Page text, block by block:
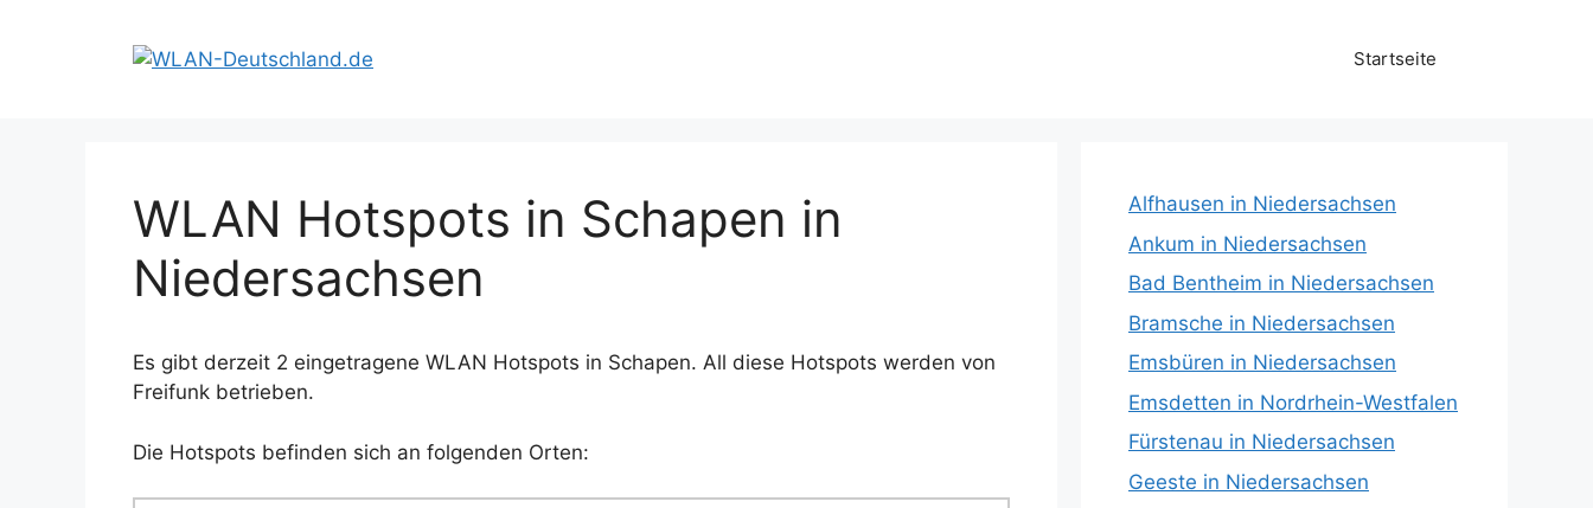
Startseite
WLAN Hotspots in Schapen in
Niedersachsen
Es gibt derzeit 2 eingetragene WLAN Hotspots in Schapen. All diese Hotspots werden von
Freifunk betrieben.
Die Hotspots befinden sich an folgenden Orten:
Alfhausen in Niedersachsen
Ankum in Niedersachsen
Bad Bentheim in Niedersachsen
Bramsche in Niedersachsen
Emsbüren in Niedersachsen
Emsdetten in Nordrhein-Westfalen
Fürstenau in Niedersachsen
Geeste in Niedersachsen